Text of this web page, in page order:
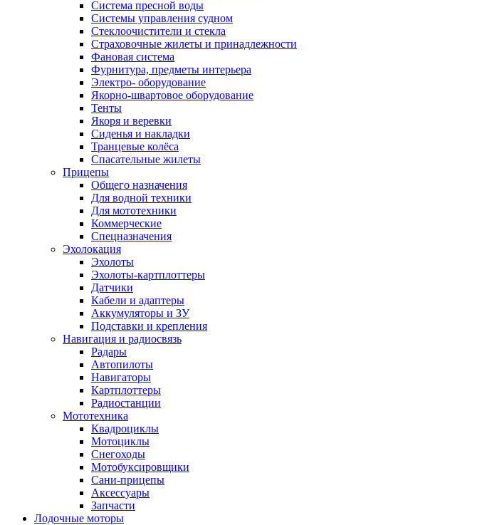
Система пресной воды
Системы управления судном
Стеклоочистители и стекла
Страховочные жилеты и принадлежности
Фановая система
Фурнитура, предметы интерьера
Электро- оборудование
Якорно-швартовое оборудование
Тенты
Якоря и веревки
Сиденья и накладки
Транцевые колёса
Спасательные жилеты
Прицепы
Общего назначения
Для водной техники
Для мототехники
Коммерческие
Спецназначения
Эхолокация
Эхолоты
Эхолоты-картплоттеры
Датчики
Кабели и адаптеры
Аккумуляторы и ЗУ
Подставки и крепления
Навигация и радиосвязь
Радары
Автопилоты
Навигаторы
Картплоттеры
Радиостанции
Мототехника
Квадроциклы
Мотоциклы
Снегоходы
Мотобуксировщики
Сани-прицепы
Аксессуары
Запчасти
Лодочные моторы